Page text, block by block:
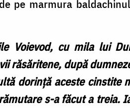
pe marmura
Voievod, cu mila lui
răsăritene, după
dorință aceste cinstite
s-a făcut a